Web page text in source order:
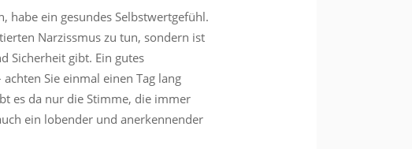
habe ein gesundes Selbstwertgefühl.
Narzissmus zu tun, sondern ist
Sicherheit gibt. Ein gutes
Sie einmal einen Tag lang
es da nur die Stimme, die immer
ein lobender und anerkennender